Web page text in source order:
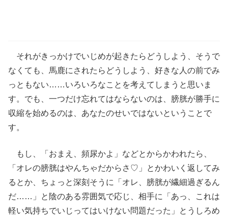
それがきっかけでいじめが起きたらどうしよう、そうで
なくても、馬鹿にされたらどうしよう、好きな人の前でみ
っともない……いろいろなことを考えてしまうと思いま
す。でも、一つだけ忘れてはならないのは、膀胱が勝手に
収縮を始めるのは、あなたのせいではないということで
す。
もし、「おまえ、頻尿かよ」などとからかわれたら、
「オレの膀胱はやんちゃだからさ♡」とかわいく返してみ
るとか、ちょっと深刻そうに「オレ、膀胱が繊細過ぎるん
だ……」と陰のある雰囲気で応じ、相手に「あっ、これは
軽い気持ちでいじってはいけない問題だった」とうしろめ